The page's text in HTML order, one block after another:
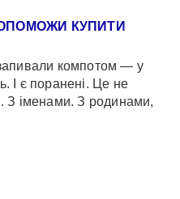
КУПИТИ
компотом — у
І є поранені. Це не
З іменами. З родинами,